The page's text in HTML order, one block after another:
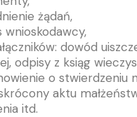
żądań,
wnioskodawcy,
dowód
odpisy z ksiąg
o stwierdzeniu
aktu
itd.